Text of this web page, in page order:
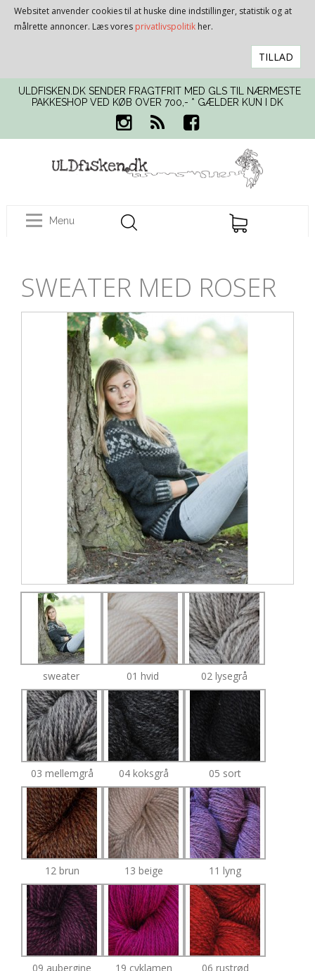
Websitet anvender cookies til at huske dine indstillinger, statistik og at
målrette annoncer. Læs vores privatlivspolitik her.
TILLAD
ULDFISKEN.DK SENDER FRAGTFRIT MED GLS TIL NÆRMESTE
PAKKESHOP VED KØB OVER 700,- * GÆLDER KUN I DK
Menu
SWEATER MED ROSER
sweater 01 hvid 02 lysegrå
03 mellemgrå 04 koksgrå 05 sort
12 brun 13 beige 11 lyng
09 aubergine 19 cyklamen 06 rustrød